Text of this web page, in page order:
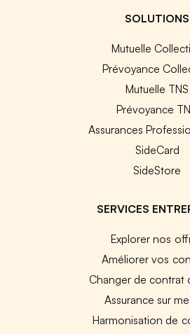
SOLUTIONS
Mutuelle
Prévoyance
Mutuelle TNS
Prévoyance
Assurances
SideCard
SideStore
SERVICES
Explorer nos
Améliorer vos
Changer de contrat
Assurance sur
Harmonisation de